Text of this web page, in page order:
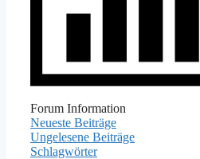
Forum Information
Neueste Beiträge
Ungelesene Beiträge
Schlagwörter